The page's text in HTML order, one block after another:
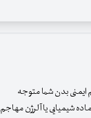
بدن شما متوجه
شیمیایی یا آلرژن مهاجم